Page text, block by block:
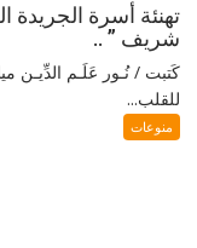
تهنئة أسرة الجريدة
شريف ” ..
كَتبت / نُـور عَلَـم الدِّيـن
للقلب...
منوعات